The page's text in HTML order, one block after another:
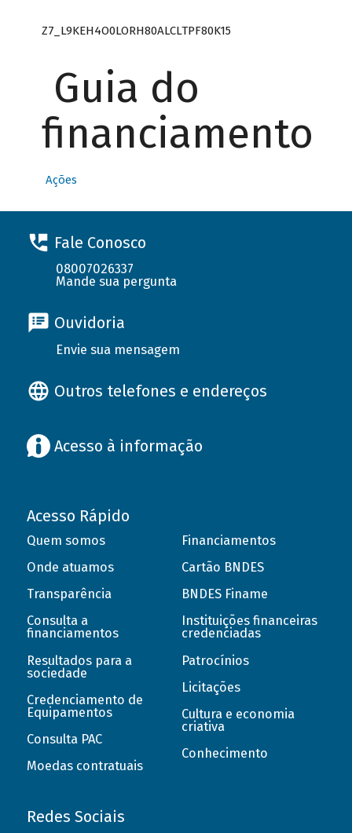
Z7_L9KEH4O0LORH80ALCLTPF80K15
Guia do
financiamento
Ações
Fale Conosco
08007026337
Mande sua pergunta
Ouvidoria
Envie sua mensagem
Outros telefones e endereços
Acesso à informação
Acesso Rápido
Quem somos
Onde atuamos
Transparência
Consulta a
financiamentos
Resultados para a
sociedade
Credenciamento de
Equipamentos
Consulta PAC
Moedas contratuais
Financiamentos
Cartão BNDES
BNDES Finame
Instituições financeiras
credenciadas
Patrocínios
Licitações
Cultura e economia
criativa
Conhecimento
Redes Sociais